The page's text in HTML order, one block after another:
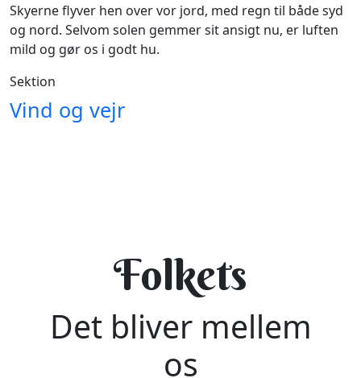
Skyerne flyver hen over vor jord, med regn til både syd
og nord. Selvom solen gemmer sit ansigt nu, er luften
mild og gør os i godt hu.
Sektion
Vind og vejr
Folkets
Det bliver mellem
os